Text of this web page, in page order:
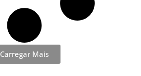
Carregar Mais